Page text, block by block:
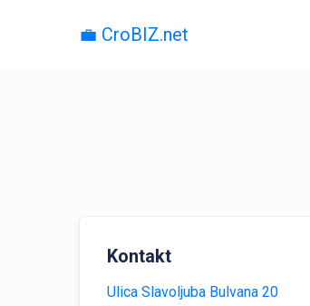
💼 CroBIZ.net
Kontakt
Ulica Slavoljuba Bulvana 20